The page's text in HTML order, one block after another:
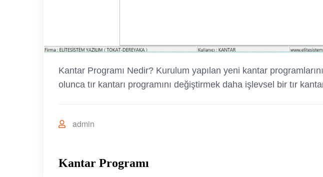
Kantar Programı Nedir? Kurulum yapılan yeni kantar
olunca tır kantarı programını değiştirmek daha işlevsel bir tır
admin
Kantar Programı